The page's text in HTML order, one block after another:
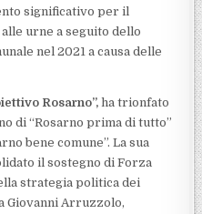
significativo per il
urne a seguito dello
nel 2021 a causa delle
Rosarno”, ha trionfato
di “Rosarno prima di tutto”
bene comune”. La sua
il sostegno di Forza
strategia politica dei
Giovanni Arruzzolo,